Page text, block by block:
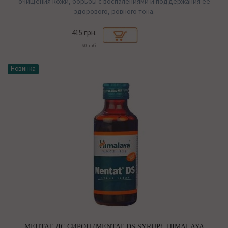
здорового, ровного тона.
415 грн.
60 таб.
Новинка